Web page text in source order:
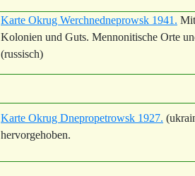
Karte Okrug Werchnedneprowsk 1941.
Kolonien und Guts. Mennonitische Orte
(russisch)
Karte Okrug Dnepropetrowsk 1927.
hervorgehoben.